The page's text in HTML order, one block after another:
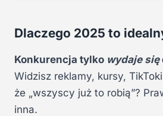
Dlaczego 2025 to
Konkurencja tylko wydaje się
Widzisz reklamy, kursy,
że „wszyscy już to robią”?
inna.